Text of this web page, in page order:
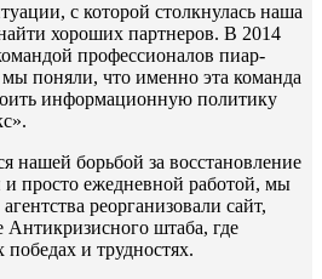
с которой столкнулась наша
хороших партнеров. В 2014
профессионалов пиар-
поняли, что именно эта команда
информационную политику
нашей борьбой за восстановление
просто ежедневной работой, мы
реорганизовали сайт,
Антикризисного штаба, где
и трудностях.